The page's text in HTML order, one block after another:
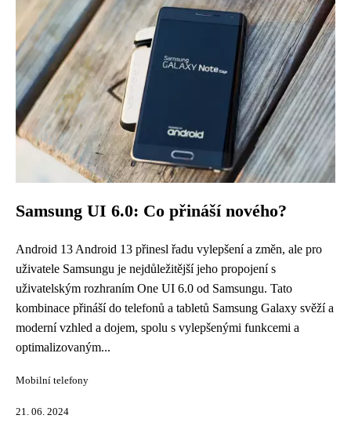
Samsung UI 6.0: Co přináší nového?
Android 13 Android 13 přinesl řadu vylepšení a změn, ale pro
uživatele Samsungu je nejdůležitější jeho propojení s
uživatelským rozhraním One UI 6.0 od Samsungu. Tato
kombinace přináší do telefonů a tabletů Samsung Galaxy svěží a
moderní vzhled a dojem, spolu s vylepšenými funkcemi a
optimalizovaným...
Mobilní telefony
21. 06. 2024